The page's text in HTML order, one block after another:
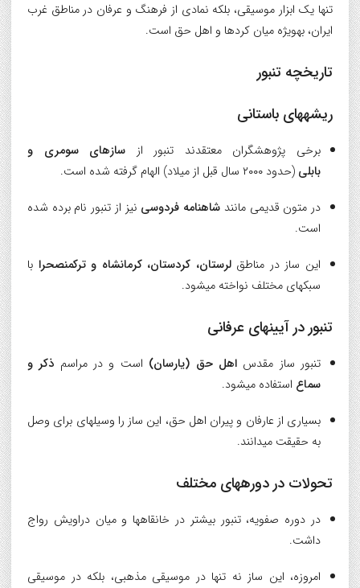
تنها یک ابزار موسیقی، بلکه نمادی از فرهنگ و عرفان در مناطق غرب
ایران، بهویژه میان کردها و اهل حق است.
تاریخچه تنبور
ریشههای باستانی
برخی پژوهشگران معتقدند تنبور از سازهای سومری و
بابلی (حدود ۲۰۰۰ سال قبل از میلاد) الهام گرفته شده است.
در متون قدیمی مانند شاهنامه فردوسی نیز از تنبور نام برده شده
است.
این ساز در مناطقلرستان، کردستان، کرمانشاه و ترکمنصحرا با
سبکهای مختلف نواخته میشود.
تنبور در آیینهای عرفانی
تنبور ساز مقدساهل حق (یارسان) است و در مراسم ذکر و
سماع استفاده میشود.
بسیاری از عارفان و پیران اهل حق، این ساز را وسیلهای برای وصل
به حقیقت میدانند.
تحولات در دورههای مختلف
در دوره صفویه، تنبور بیشتر در خانقاهها و میان دراویش رواج
داشت.
امروزه، این ساز نه تنها در موسیقی مذهبی، بلکه در موسیقی